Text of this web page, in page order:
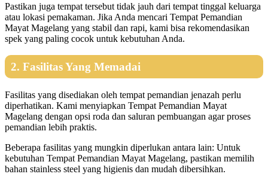
Pastikan juga tempat tersebut tidak jauh dari tempat tinggal keluarga
atau lokasi pemakaman. Jika Anda mencari Tempat Pemandian
Mayat Magelang yang stabil dan rapi, kami bisa rekomendasikan
spek yang paling cocok untuk kebutuhan Anda.
2. Fasilitas Yang Memadai
Fasilitas yang disediakan oleh tempat pemandian jenazah perlu
diperhatikan. Kami menyiapkan Tempat Pemandian Mayat
Magelang dengan opsi roda dan saluran pembuangan agar proses
pemandian lebih praktis.
Beberapa fasilitas yang mungkin diperlukan antara lain: Untuk
kebutuhan Tempat Pemandian Mayat Magelang, pastikan memilih
bahan stainless steel yang higienis dan mudah dibersihkan.